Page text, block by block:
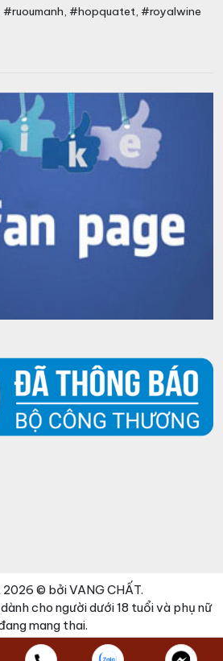
#hopquatet, #royalwine
© bởi VANG CHẤT.
cho người dưới 18 tuổi và phụ nữ
mang thai.